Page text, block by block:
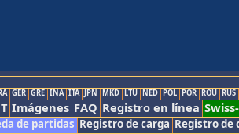
GER GRE INA ITA JPN MKD LTU NED POL POR ROU RUS
Imágenes FAQ Registro en línea
de partidas Registro de carga Registro de